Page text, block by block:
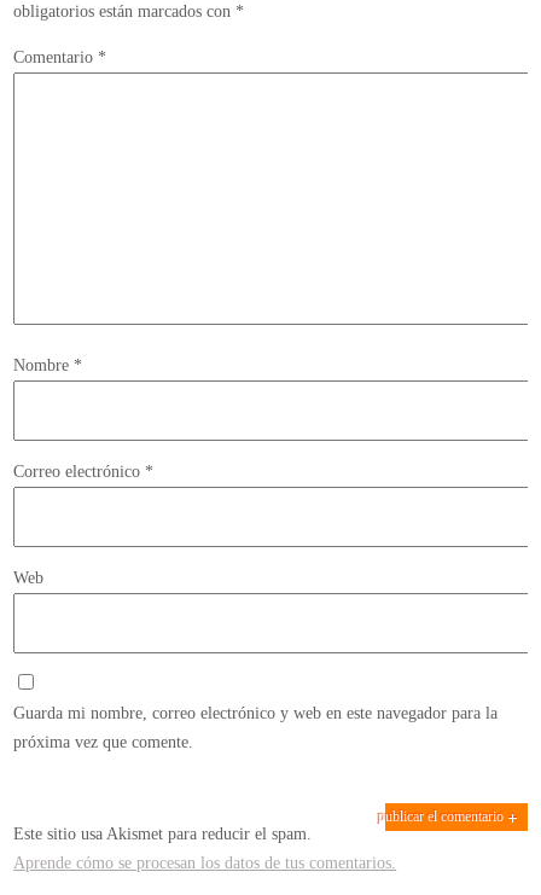
tráiler
Grand
obligatorios están marcados con *
Comentario *
Nombre *
Correo electrónico *
Web
Guarda mi nombre, correo electrónico y web en este navegador para la
próxima vez que comente.
Este sitio usa Akismet para reducir el spam.
Aprende cómo se procesan los datos de tus comentarios.